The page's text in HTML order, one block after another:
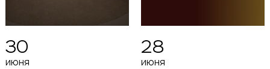
30
июня
28
июня